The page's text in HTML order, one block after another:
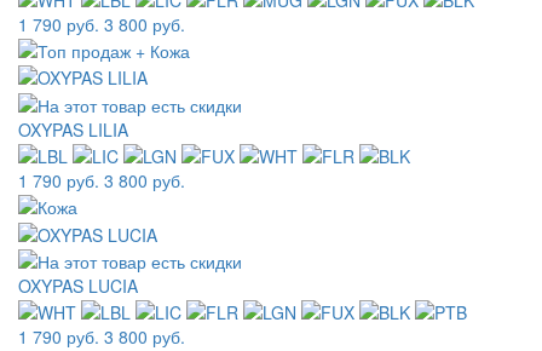
1 790 руб. 3 800 руб.
OXYPAS LILIA
1 790 руб. 3 800 руб.
OXYPAS LUCIA
1 790 руб. 3 800 руб.